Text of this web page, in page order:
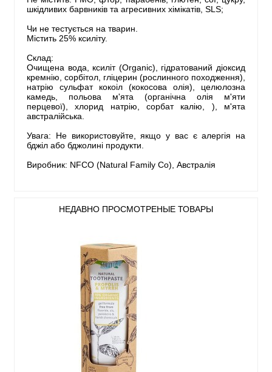
шкідливих барвників та агресивних хімікатів, SLS;
Чи не тестується на тварин.
Містить 25% ксиліту.
Склад:
Очищена вода, ксиліт (Organic), гідратований діоксид
кремнію, сорбітол, гліцерин (рослинного походження),
натрію сульфат кокоіл (кокосова олія), целюлозна
камедь, польова м'ята (органічна олія м'яти
перцевої), хлорид натрію, сорбат калію, ), м'ята
австралійська.
Увага: Не використовуйте, якщо у вас є алергія на
бджіл або бджолині продукти.
Виробник: NFCO (Natural Family Co), Австралія
НЕДАВНО ПРОСМОТРЕНЫЕ ТОВАРЫ